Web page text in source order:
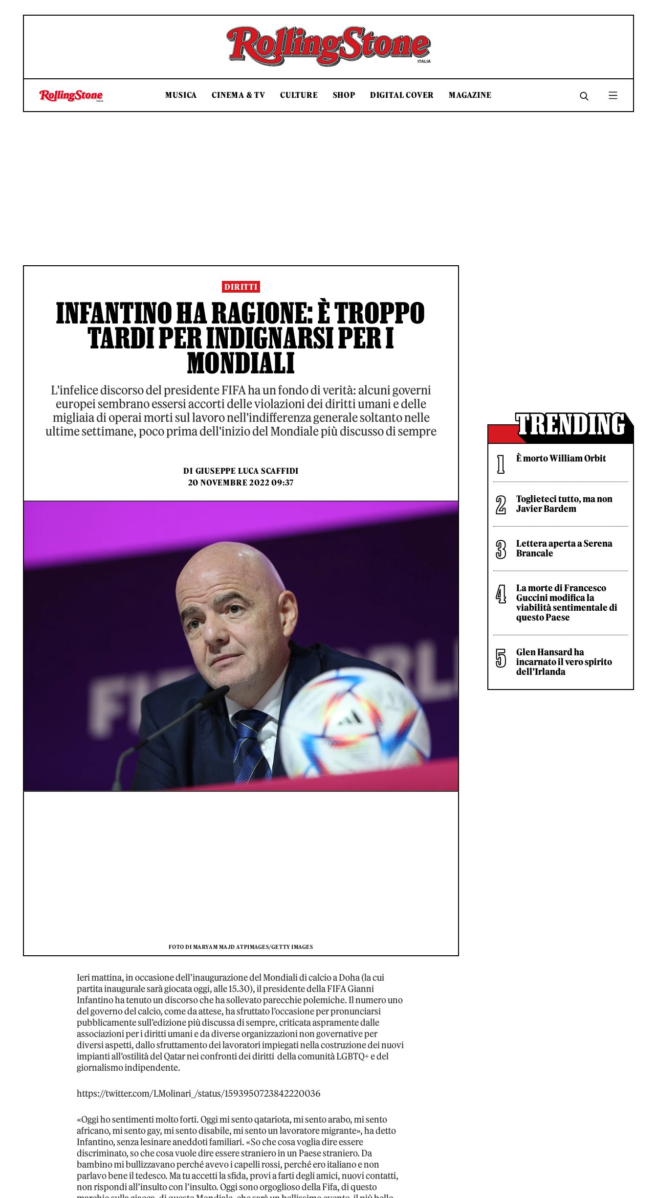
Rolling Stone Italia
MUSICA CINEMA & TV CULTURE SHOP DIGITAL COVER MAGAZINE
DIRITTI
INFANTINO HA RAGIONE: È TROPPO
TARDI PER INDIGNARSI PER I
MONDIALI
L'infelice discorso del presidente FIFA ha un fondo di verità: alcuni governi
europei sembrano essersi accorti delle violazioni dei diritti umani e delle
migliaia di operai morti sul lavoro nell'indifferenza generale soltanto nelle
ultime settimane, poco prima dell'inizio del Mondiale più discusso di sempre
DI GIUSEPPE LUCA SCAFFIDI
20 NOVEMBRE 2022 09:37
FOTO DI MARYAM MAJD ATPIMAGES/GETTY IMAGES
Ieri mattina, in occasione dell’inaugurazione del Mondiali di calcio a Doha (la cui
partita inaugurale sarà giocata oggi, alle 15.30), il presidente della FIFA Gianni
Infantino ha tenuto un discorso che ha sollevato parecchie polemiche. Il numero uno
del governo del calcio, come da attese, ha sfruttato l’occasione per pronunciarsi
pubblicamente sull’edizione più discussa di sempre, criticata aspramente dalle
associazioni per i diritti umani e da diverse organizzazioni non governative per
diversi aspetti, dallo sfruttamento dei lavoratori impiegati nella costruzione dei nuovi
impianti all’ostilità del Qatar nei confronti dei diritti della comunità LGBTQ+ e del
giornalismo indipendente.
https://twitter.com/LMolinari_/status/1593950723842220036
«Oggi ho sentimenti molto forti. Oggi mi sento qatariota, mi sento arabo, mi sento
africano, mi sento gay, mi sento disabile, mi sento un lavoratore migrante», ha detto
Infantino, senza lesinare aneddoti familiari. «So che cosa voglia dire essere
discriminato, so che cosa vuole dire essere straniero in un Paese straniero. Da
bambino mi bullizzavano perché avevo i capelli rossi, perché ero italiano e non
parlavo bene il tedesco. Ma tu accetti la sfida, provi a farti degli amici, nuovi contatti,
non rispondi all’insulto con l’insulto. Oggi sono orgoglioso della Fifa, di questo
È morto William Orbit
Toglieteci tutto, ma non
Javier Bardem
Lettera aperta a Serena
Brancale
La morte di Francesco
Guccini modifica la
viabilità sentimentale di
questo Paese
Glen Hansard ha
incarnato il vero spirito
dell’Irlanda